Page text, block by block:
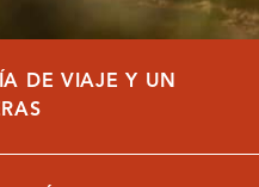
DE VIAJE Y UN